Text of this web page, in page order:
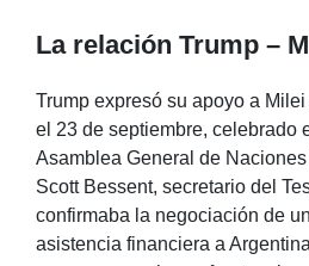
La relación Trump –
Trump expresó su apoyo a
el 23 de septiembre, celebrado
Asamblea General de
Scott Bessent, secretario del
confirmaba la negociación de
asistencia financiera a